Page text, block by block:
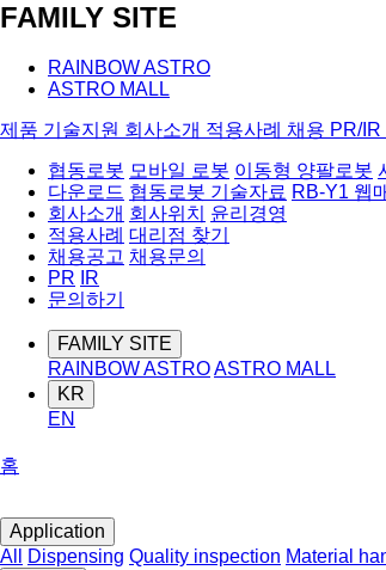
FAMILY SITE
RAINBOW ASTRO
ASTRO MALL
제품 기술지원 회사소개 적용사례 채용 PR/IR
협동로봇 모바일 로봇 이동형 양팔로봇
다운로드 협동로봇 기술자료 RB-Y1 웹
회사소개 회사위치
윤리경영
적용사례 대리점 찾기
채용공고 채용문의
PR
IR
문의하기
FAMILY SITE
RAINBOW ASTROASTRO MALL
KR
EN
홈
Application
All
Dispensing Quality inspection Material